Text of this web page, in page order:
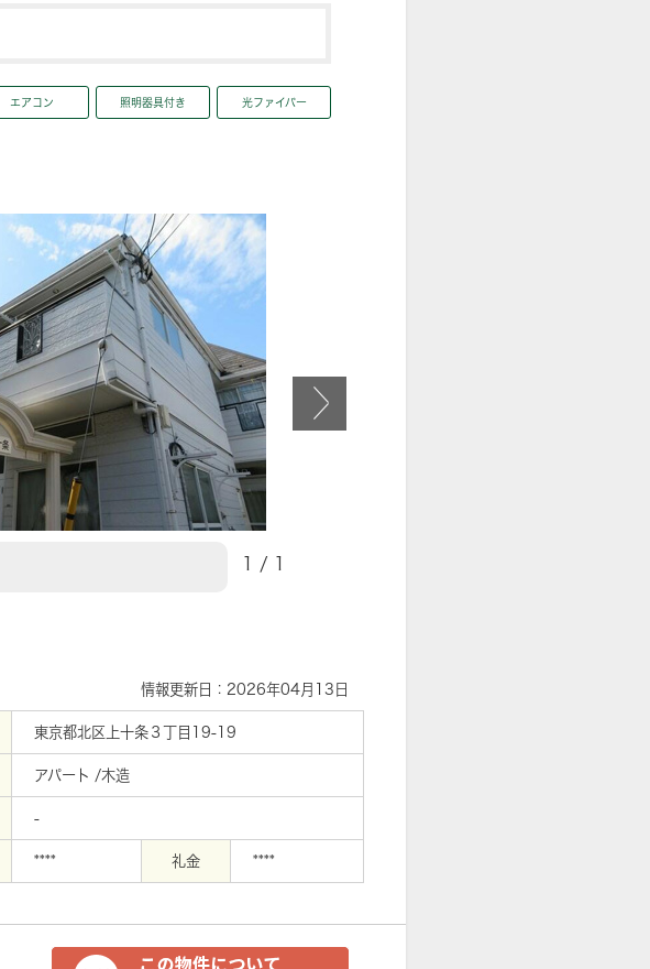
エアコン 照明器具付き 光ファイバー
1 / 1
情報更新日：2026年04月13日
東京都北区上十条３丁目19-19
アパート /木造
-
**** 礼金 ****